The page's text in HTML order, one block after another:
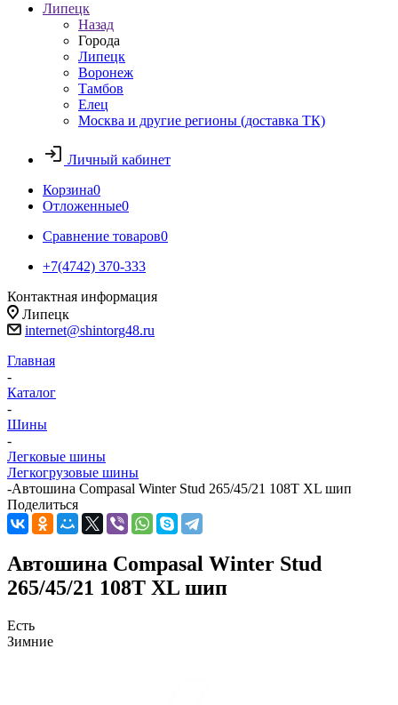
Липецк
Назад
Города
Липецк
Воронеж
Тамбов
Елец
Москва и другие регионы (доставка ТК)
Личный кабинет
Корзина0
Отложенные0
Сравнение товаров0
+7(4742) 370-333
Контактная информация
Липецк
internet@shintorg48.ru
Главная
-
Каталог
-
Шины
-
Легковые шины
Легкогрузовые шины
-Автошина Compasal Winter Stud 265/45/21 108T XL шип
Поделиться
Автошина Compasal Winter Stud
265/45/21 108T XL шип
Есть
Зимние